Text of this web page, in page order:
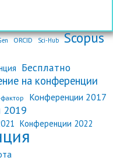
ORCID Sci-Hub Scopus
Бесплатно
на конференции
Конференции 2017
2019
Конференции 2022